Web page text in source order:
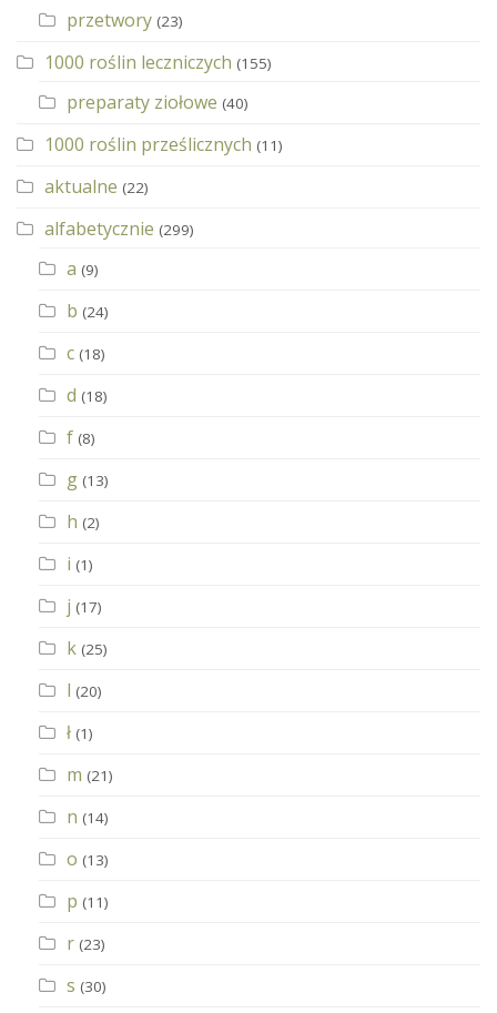
przetwory (23)
1000 roślin leczniczych (155)
preparaty ziołowe (40)
1000 roślin prześlicznych (11)
aktualne (22)
alfabetycznie (299)
a (9)
b (24)
c (18)
d (18)
f (8)
g (13)
h (2)
i (1)
j (17)
k (25)
l (20)
ł (1)
m (21)
n (14)
o (13)
p (11)
r (23)
s (30)